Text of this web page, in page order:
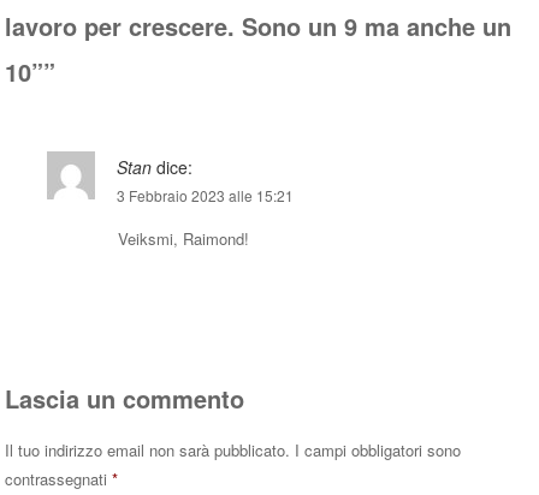
lavoro per crescere. Sono un 9 ma anche un
10””
Stan dice:
3 Febbraio 2023 alle 15:21
Veiksmi, Raimond!
Lascia un commento
Il tuo indirizzo email non sarà pubblicato. I campi obbligatori sono
contrassegnati*